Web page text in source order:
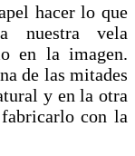
hacer lo que
nuestra vela
en la imagen.
de las mitades
y en la otra
con la